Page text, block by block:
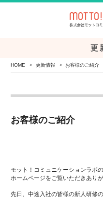
更
HOME > 更新情報 > お客様のご紹介
お客様のご紹介
モット！コミュニケーションラボの
ホームページをご覧いただきあり
先日、中途入社の皆様の新人研修